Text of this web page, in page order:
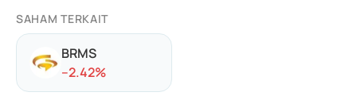
SAHAM TERKAIT
BRMS
--2.42%